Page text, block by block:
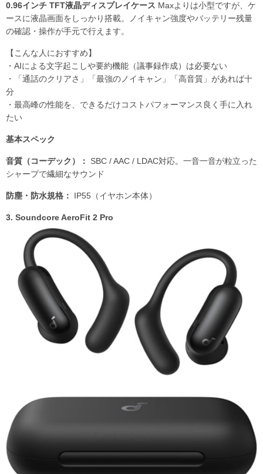
0.96インチ TFT液晶ディスプレイケース Maxよりは小型ですが、ケ
ースに液晶画面をしっかり搭載。ノイキャン強度やバッテリー残量
の確認・操作が手元で行えます。
【こんな人におすすめ】
・AIによる文字起こしや要約機能（議事録作成）は必要ない
・「通話のクリアさ」「最強のノイキャン」「高音質」があれば十
分
・最高峰の性能を、できるだけコストパフォーマンス良く手に入れ
たい
基本スペック
音質（コーデック）：
SBC / AAC / LDAC対応。一音一音が粒立った
シャープで繊細なサウンド
防塵・防水規格： IP55（イヤホン本体）
3. Soundcore AeroFit 2 Pro